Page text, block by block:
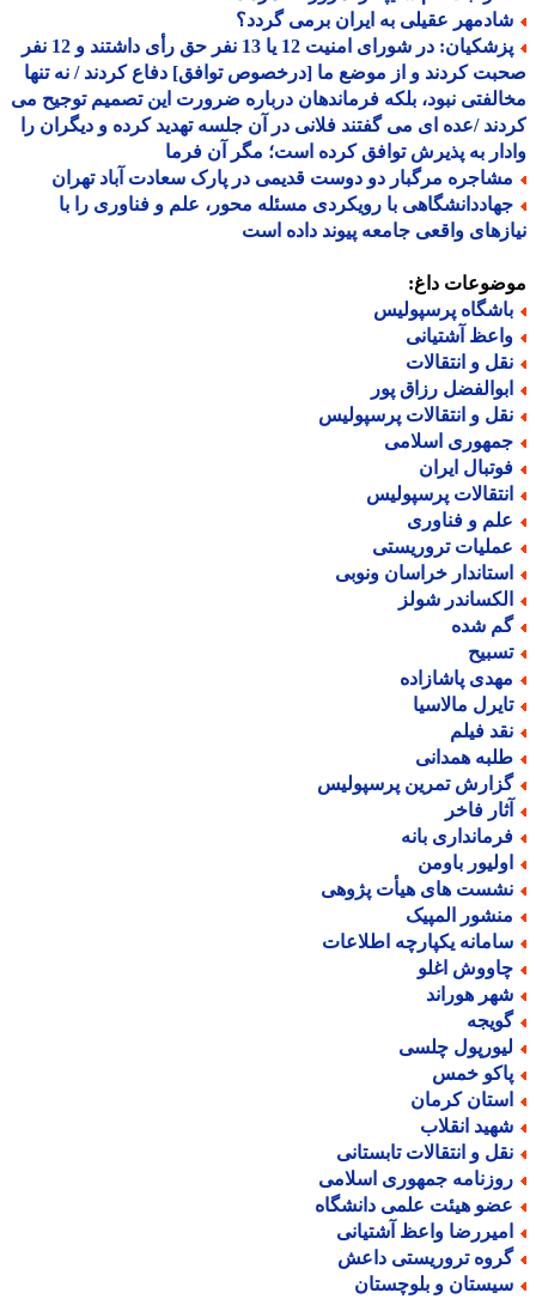
عقیلی به ایران برمی گردد؟
پزشکیان: در شورای امنیت 12 یا 13 نفر حق رأی داشتند و 12 نفر
کردند و از موضع ما [درخصوص توافق] دفاع کردند / نه تنها
نبود، بلکه فرماندهان درباره ضرورت این تصمیم توجیح می
/عده ای می گفتند فلانی در آن جلسه تهدید کرده و دیگران را
به پذیرش توافق کرده است؛ مگر آن فرما
مرگبار دو دوست قدیمی در پارک سعادت آباد تهران
با رویکردی مسئله محور، علم و فناوری را با
واقعی جامعه پیوند داده است
داغ:
پرسپولیس
آشتیانی
و انتقالات
رزاق پور
و انتقالات پرسپولیس
اسلامی
ایران
پرسپولیس
و فناوری
تروریستی
خراسان ونوبی
شولز
شده
پاشازاده
مالاسیا
فیلم
همدانی
تمرین پرسپولیس
فاخر
بانه
باومن
های هیأت پژوهی
المپیک
یکپارچه اطلاعات
اغلو
هوراند
چلسی
خمس
کرمان
انقلاب
و انتقالات تابستانی
جمهوری اسلامی
هیئت علمی دانشگاه
واعظ آشتیانی
تروریستی داعش
و بلوچستان